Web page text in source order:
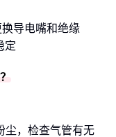
导电嘴和绝缘
定
尘，检查气管有无